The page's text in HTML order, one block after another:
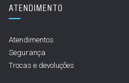
ATENDIMENTO
Atendimentos
Segurança
Trocas e devoluções